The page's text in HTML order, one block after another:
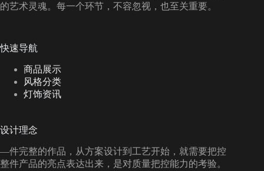
的艺术灵魂。每一个环节，不容忽视，也至关重要。
快速导航
商品展示
风格分类
灯饰资讯
设计理念
—件完整的作品，从方案设计到工艺开始，就需要把控
整件产品的亮点表达出来，是对质量把控能力的考验。